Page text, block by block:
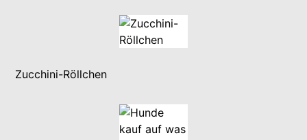
Zucchini-Röllchen